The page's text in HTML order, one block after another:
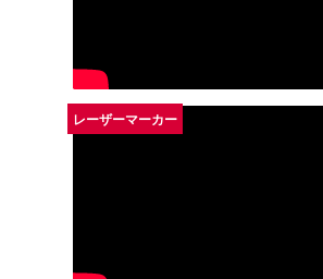
レーザーマーカー